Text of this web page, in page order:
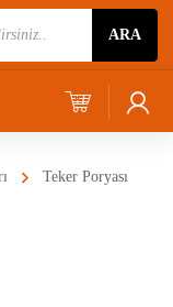
ARA
Teker Poryası